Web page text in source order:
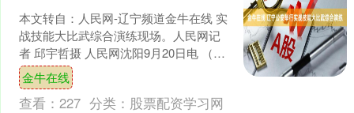
本文转自：人民网-辽宁频道金牛在线 实
战技能大比武综合演练现场。人民网记
者 邱宇哲摄 人民网沈阳9月20日电 （记
者邱宇哲）为进一步巩固全省公安机关
全警组训、全....
金牛在线
查看： 227 分类： 股票配资学习网